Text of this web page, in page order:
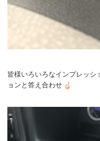
皆様いろいろなインプレッシ
ョンと答え合わせ